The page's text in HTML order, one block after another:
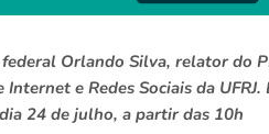
Orlando Silva, relator do
e Redes Sociais da UFRJ.
24 de julho, a partir das 10h